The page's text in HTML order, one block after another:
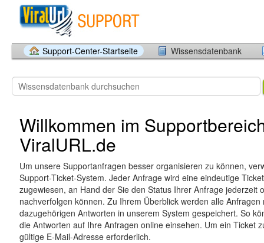
Support-Center-Startseite Wissensdatenbank
Willkommen im
ViralURL.de
Um unsere Supportanfragen besser organisieren zu können,
Support-Ticket-System. Jeder Anfrage wird eine eindeutige
zugewiesen, an Hand der Sie den Status Ihrer Anfrage jederzeit
nachverfolgen können. Zu Ihrem Überblick werden alle Anfragen
dazugehörigen Antworten in unserem System gespeichert. So
die Antworten auf Ihre Anfragen online einsehen. Um ein Ticket
gültige E-Mail-Adresse erforderlich.